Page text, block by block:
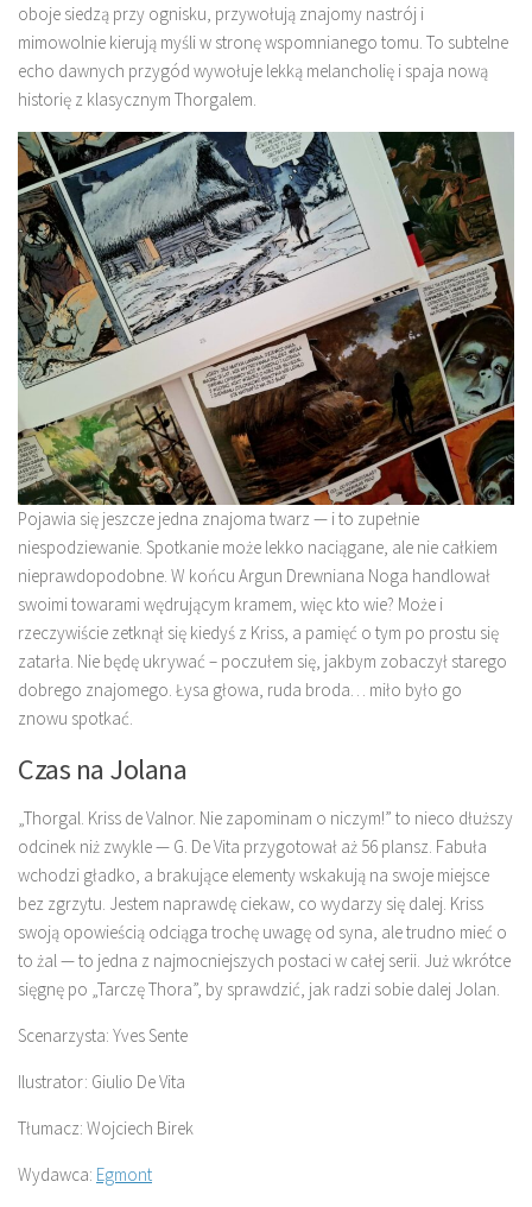
oboje siedzą przy ognisku, przywołują znajomy nastrój i
mimowolnie kierują myśli w stronę wspomnianego tomu. To subtelne
echo dawnych przygód wywołuje lekką melancholię i spaja nową
historię z klasycznym Thorgalem.
Pojawia się jeszcze jedna znajoma twarz — i to zupełnie
niespodziewanie. Spotkanie może lekko naciągane, ale nie całkiem
nieprawdopodobne. W końcu Argun Drewniana Noga handlował
swoimi towarami wędrującym kramem, więc kto wie? Może i
rzeczywiście zetknął się kiedyś z Kriss, a pamięć o tym po prostu się
zatarła. Nie będę ukrywać – poczułem się, jakbym zobaczył starego
dobrego znajomego. Łysa głowa, ruda broda… miło było go
znowu spotkać.
Czas na Jolana
„Thorgal. Kriss de Valnor. Nie zapominam o niczym!” to nieco dłuższy
odcinek niż zwykle — G. De Vita przygotował aż 56 plansz. Fabuła
wchodzi gładko, a brakujące elementy wskakują na swoje miejsce
bez zgrzytu. Jestem naprawdę ciekaw, co wydarzy się dalej. Kriss
swoją opowieścią odciąga trochę uwagę od syna, ale trudno mieć o
to żal — to jedna z najmocniejszych postaci w całej serii. Już wkrótce
sięgnę po „Tarczę Thora”, by sprawdzić, jak radzi sobie dalej Jolan.
Scenarzysta: Yves Sente
Ilustrator: Giulio De Vita
Tłumacz: Wojciech Birek
Wydawca: Egmont